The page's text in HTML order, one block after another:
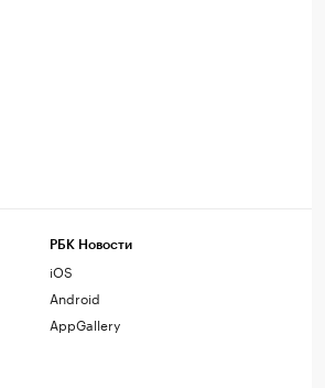
РБК Новости
iOS
Android
AppGallery